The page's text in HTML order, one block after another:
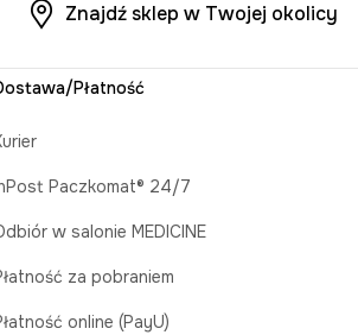
Znajdź sklep w Twojej okolicy
Płatność
Paczkomat® 24/7
w salonie MEDICINE
za pobraniem
online (PayU)